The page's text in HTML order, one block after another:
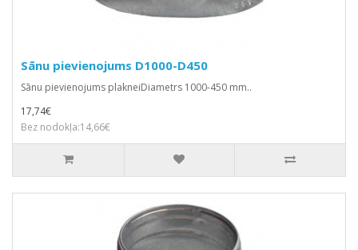
Sānu pievienojums D1000-D450
Sānu pievienojums plakneiDiametrs 1000-450 mm..
17,74€
Bez nodokļa:14,66€